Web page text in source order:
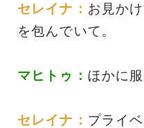
セレイナ： お見か
を包んでいて。
マヒトゥ： ほかに
セレイナ： プライ